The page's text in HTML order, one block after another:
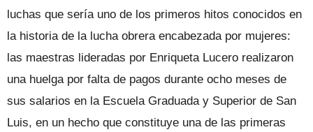
luchas que sería uno de los primeros hitos conocidos en
la historia de la lucha obrera encabezada por mujeres:
las maestras lideradas por Enriqueta Lucero realizaron
una huelga por falta de pagos durante ocho meses de
sus salarios en la Escuela Graduada y Superior de San
Luis, en un hecho que constituye una de las primeras